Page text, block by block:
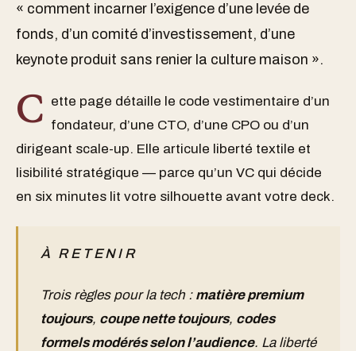
« comment incarner l’exigence d’une levée de
fonds, d’un comité d’investissement, d’une
keynote produit sans renier la culture maison ».
C ette page détaille le code vestimentaire d’un
fondateur, d’une CTO, d’une CPO ou d’un
dirigeant scale-up. Elle articule liberté textile et
lisibilité stratégique — parce qu’un VC qui décide
en six minutes lit votre silhouette avant votre deck.
À RETENIR
Trois règles pour la tech : matière premium
toujours, coupe nette toujours, codes
formels modérés selon l’audience. La liberté